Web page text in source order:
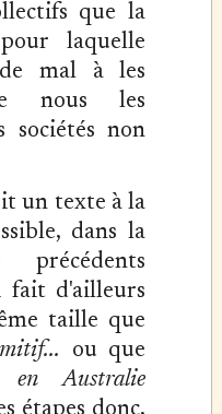
que la
laquelle
mal à les
nous les
sociétés non
un texte à la
dans la
fait d'ailleurs
taille que
ou que
en Australie